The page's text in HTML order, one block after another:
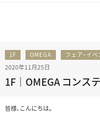
1F OMEGA フェア・イベ
2020年11月25日
1F｜OMEGA コンス
皆様、こんにちは。